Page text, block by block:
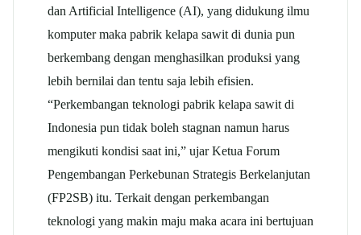
dan Artificial Intelligence (AI), yang didukung ilmu
komputer maka pabrik kelapa sawit di dunia pun
berkembang dengan menghasilkan produksi yang
lebih bernilai dan tentu saja lebih efisien.
“Perkembangan teknologi pabrik kelapa sawit di
Indonesia pun tidak boleh stagnan namun harus
mengikuti kondisi saat ini,” ujar Ketua Forum
Pengembangan Perkebunan Strategis Berkelanjutan
(FP2SB) itu. Terkait dengan perkembangan
teknologi yang makin maju maka acara ini bertujuan